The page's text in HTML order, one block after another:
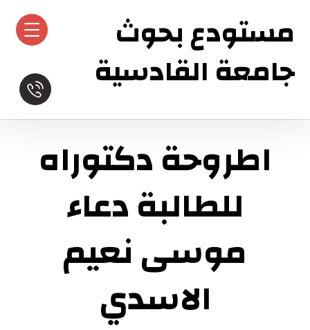
مستودع بحوث
جامعة القادسية
اطروحة دكتوراه
للطالبة دعاء
موسى نعيم
الاسدي